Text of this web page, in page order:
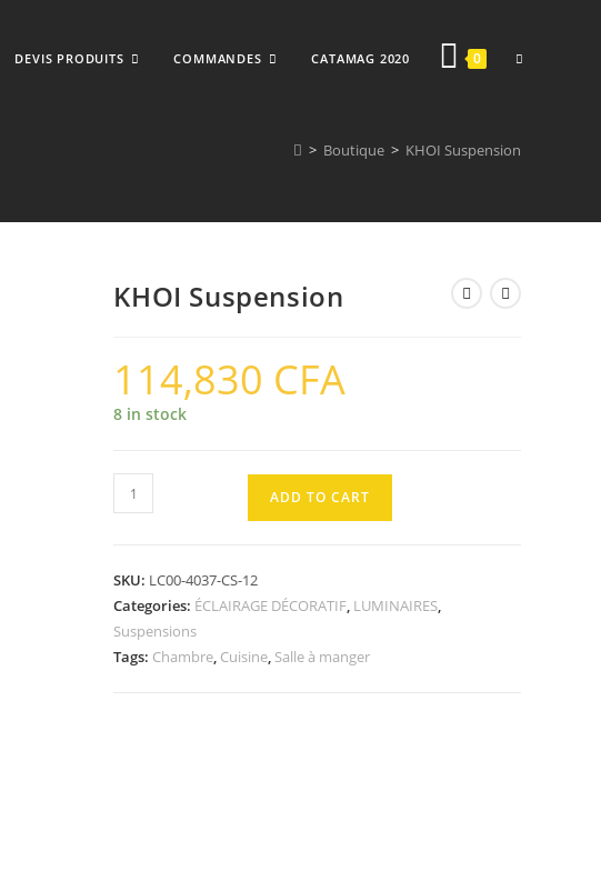
DEVIS PRODUITS COMMANDES CATAMAG 2020 0 TOGGLE
> Boutique > KHOI Suspension
KHOI Suspension
114,830 CFA
8 in stock
KHOI
Suspension
ADD TO CART
SKU: LC00-4037-CS-12
Categories: ÉCLAIRAGE DÉCORATIF, LUMINAIRES,
Suspensions
Tags: Chambre, Cuisine, Salle à manger